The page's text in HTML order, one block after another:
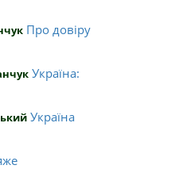
Про довіру
Україна:
Україна